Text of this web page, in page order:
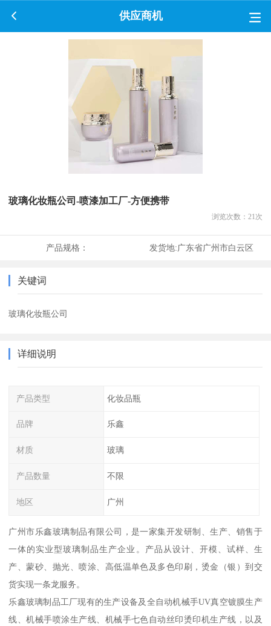
供应商机
玻璃化妆瓶公司-喷漆加工厂-方便携带
浏览次数： 21 次
产品规格： 发货地:广东省广州市白云区
关键词
玻璃化妆瓶公司
详细说明
产品类型 化妆品瓶
品牌 乐鑫
材质 玻璃
产品数量 不限
地区 广州
广州市乐鑫玻璃制品有限公司，是一家集开发研制、生产、销售于
一体的实业型玻璃制品生产企业。产品从设计、开模、试样、生
产、蒙砂、抛光、喷涂、高低温单色及多色印刷，烫金（银）到交
货实现一条龙服务。
乐鑫玻璃制品工厂现有的生产设备及全自动机械手UV真空镀膜生产
线、机械手喷涂生产线、机械手七色自动丝印烫印机生产线，以及